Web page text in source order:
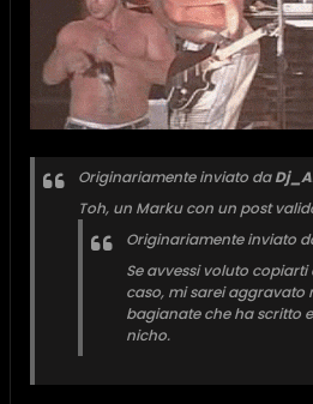
Originariamente inviato da
Toh, un Marku con un post
Originariamente inviato
Se avvessi voluto
caso, mi sarei aggravato
bagianate che ha scritto
nicho.